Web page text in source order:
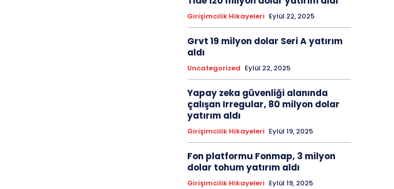
Girişimcilik Hikayeleri Eylül 22, 2025
Grvt 19 milyon dolar Seri A yatırım
aldı
Uncategorized Eylül 22, 2025
Yapay zeka güvenliği alanında
çalışan Irregular, 80 milyon dolar
yatırım aldı
Girişimcilik Hikayeleri Eylül 19, 2025
Fon platformu Fonmap, 3 milyon
dolar tohum yatırım aldı
Girişimcilik Hikayeleri Eylül 19, 2025